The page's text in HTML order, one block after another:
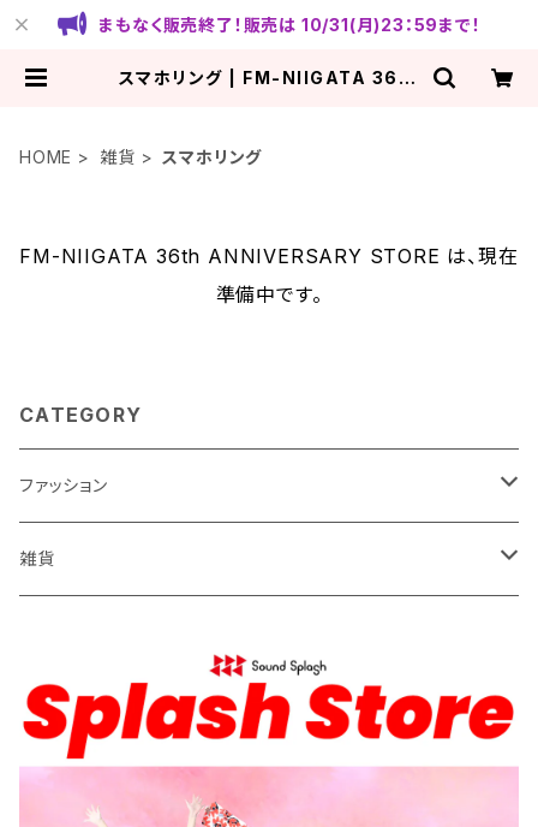
まもなく販売終了！販売は 10/31(月)23：59まで！
スマホリング | FM-NIIGATA 36th
HOME 雑貨 スマホリング
FM-NIIGATA 36th ANNIVERSARY STORE は、現在
準備中です。
CATEGORY
ファッション
Tシャツ
ロンT
雑貨
モバイルバッテリー